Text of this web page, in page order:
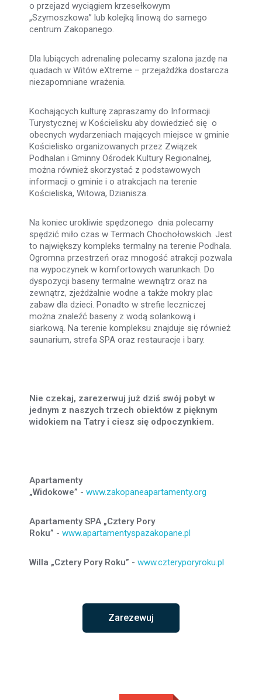
o przejazd wyciągiem krzesełkowym
„Szymoszkowa” lub kolejką linową do samego
centrum Zakopanego.
Dla lubiących adrenalinę polecamy szalona jazdę na
quadach w Witów eXtreme – przejażdżka dostarcza
niezapomniane wrażenia.
Kochających kulturę zapraszamy do Informacji
Turystycznej w Kościelisku aby dowiedzieć się o
obecnych wydarzeniach mających miejsce w gminie
Kościelisko organizowanych przez Związek
Podhalan i Gminny Ośrodek Kultury Regionalnej,
można również skorzystać z podstawowych
informacji o gminie i o atrakcjach na terenie
Kościeliska, Witowa, Dzianisza.
Na koniec urokliwie spędzonego dnia polecamy
spędzić miło czas w Termach Chochołowskich. Jest
to największy kompleks termalny na terenie Podhala.
Ogromna przestrzeń oraz mnogość atrakcji pozwala
na wypoczynek w komfortowych warunkach. Do
dyspozycji baseny termalne wewnątrz oraz na
zewnątrz, zjeżdżalnie wodne a także mokry plac
zabaw dla dzieci. Ponadto w strefie leczniczej
można znaleźć baseny z wodą solankową i
siarkową. Na terenie kompleksu znajduje się również
saunarium, strefa SPA oraz restauracje i bary.
Nie czekaj, zarezerwuj już dziś swój pobyt w
jednym z naszych trzech obiektów z pięknym
widokiem na Tatry i ciesz się odpoczynkiem.
Apartamenty
„Widokowe” - www.zakopaneapartamenty.org
Apartamenty SPA „Cztery Pory
Roku” - www.apartamentyspazakopane.pl
Willa „Cztery Pory Roku” - www.czteryporyroku.pl
Zarezewuj